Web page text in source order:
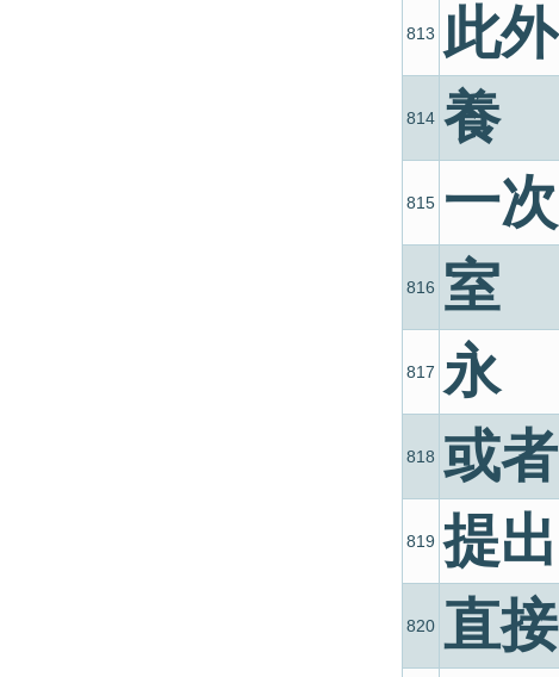
813 此外
814 養
815 一次
816 室
817 永
818 或者
819 提出
820 直接